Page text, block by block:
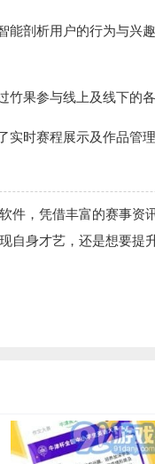
能剖析用户的行为与兴
果参与线上及线下的
时赛程展示及作品管
件，凭借丰富的赛事资
自身才艺，还是想要